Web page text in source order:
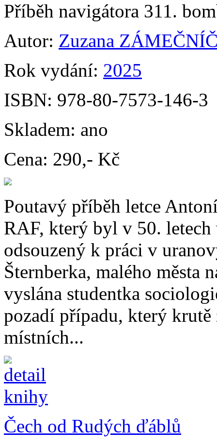
Příběh navigátora 311.
Autor: Zuzana
Rok vydání: 2025
ISBN: 978-80-7573-146-3
Skladem: ano
Cena: 290,- Kč
Poutavý příběh letce
RAF, který byl v 50. letech
odsouzený k práci v
Šternberka, malého města
vyslána studentka
pozadí případu, který krutě
místních...
Čech od Rudých ďáblů